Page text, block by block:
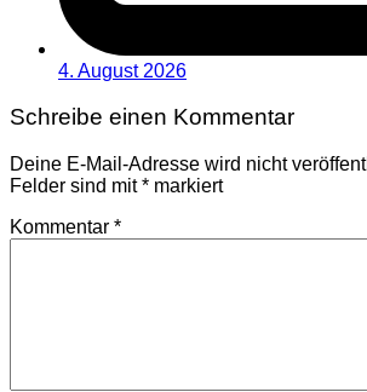
4. August 2026
Schreibe einen Kommentar
Deine E-Mail-Adresse wird nicht
Felder sind mit* markiert
Kommentar *